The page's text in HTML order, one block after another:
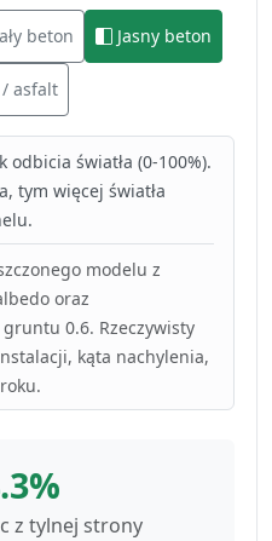
beton Jasny beton
asfalt
odbicia światła (0-100%).
tym więcej światła
modelu z
oraz
0.6. Rzeczywisty
kąta nachylenia,
z tylnej strony